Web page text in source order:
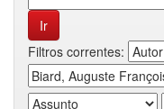
Filtros correntes: